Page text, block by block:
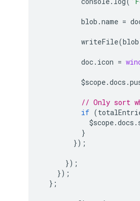
blob .name =
writeFile(blob
doc. icon =
$scope.docs .
// Only sort
if (
$scope.docs .
}
});
});
});
};